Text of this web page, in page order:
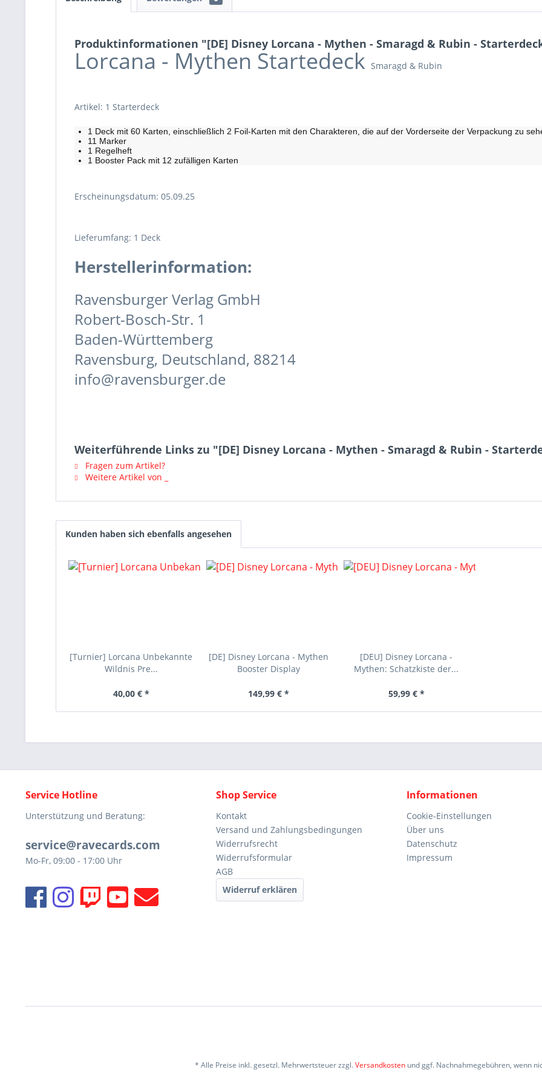
Produktinformationen "[DE] Disney Lorcana - Mythen - Smaragd & Rubin -
Lorcana - Mythen Startedeck Smaragd & Rubin
Artikel: 1 Starterdeck
1 Deck mit 60 Karten, einschließlich 2 Foil-Karten mit den Charakteren, die auf der Vorderseite der Verpackung zu
11 Marker
1 Regelheft
1 Booster Pack mit 12 zufälligen Karten
Erscheinungsdatum: 05.09.25
Lieferumfang: 1 Deck
Herstellerinformation:
Ravensburger Verlag GmbH
Robert-Bosch-Str. 1
Baden-Württemberg
Ravensburg, Deutschland, 88214
info@ravensburger.de
Weiterführende Links zu "[DE] Disney Lorcana - Mythen - Smaragd & Rubin -
Fragen zum Artikel?
Weitere Artikel von _
Kunden haben sich ebenfalls angesehen
[Turnier] Lorcana Unbekannte
Wildnis Pre...
40,00 € *
[DE] Disney Lorcana - Mythen
Booster Display
149,99 € *
[DEU] Disney Lorcana -
Mythen: Schatzkiste der...
59,99 € *
Service Hotline
Unterstützung und Beratung:
service@ravecards.com
Mo-Fr, 09:00 - 17:00 Uhr
Shop Service
Kontakt
Versand und Zahlungsbedingungen
Widerrufsrecht
Widerrufsformular
AGB
Widerruf erklären
Informationen
Cookie-Einstellungen
Über uns
Datenschutz
Impressum
* Alle Preise inkl. gesetzl. Mehrwertsteuer zzgl.Versandkostenund ggf. Nachnahmegebühren, wenn